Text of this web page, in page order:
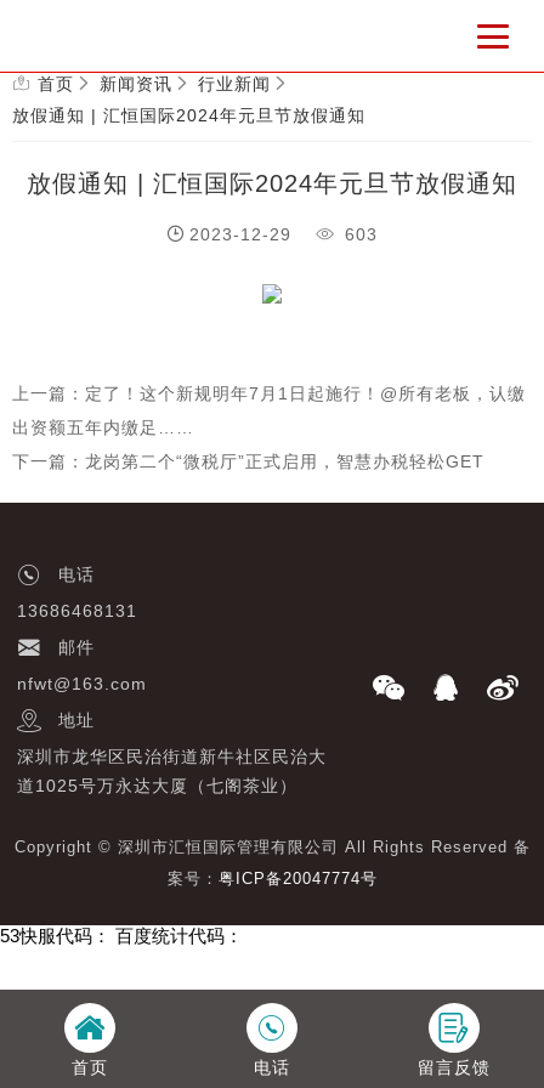
首页 新闻资讯
行业新闻
放假通知 | 汇恒国际2024年元旦节放假通知
放假通知 | 汇恒国际2024年元旦节放假通知
2023-12-29 603
上一篇：定了！这个新规明年7月1日起施行！@所有老板，认缴
出资额五年内缴足……
下一篇：龙岗第二个“微税厅”正式启用，智慧办税轻松GET
电话
13686468131
邮件
nfwt@163.com
地址
深圳市龙华区民治街道新牛社区民治大
道1025号万永达大厦（七阁茶业）
Copyright © 深圳市汇恒国际管理有限公司 All Rights Reserved 备
案号： 粤ICP备20047774号
首页 电话 留言反馈
53快服代码： 百度统计代码：